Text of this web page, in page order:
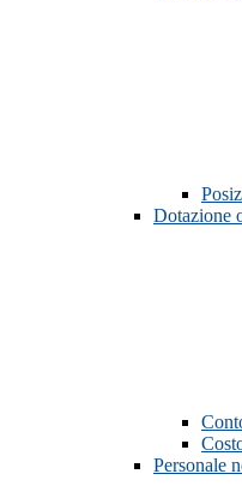
Dotazione
Personale